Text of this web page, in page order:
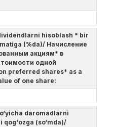
hisoblash * bir
(%da)/ Начисление
акциям* в
одной
preferred shares* as a
of one share:
daromadlarni
(so‘mda)/